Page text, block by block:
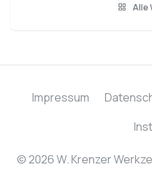
Alle
Impressum
© 2026 W. Krenzer